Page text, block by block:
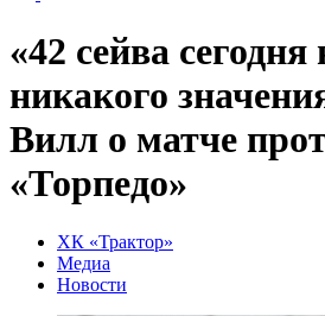
«42 сейва
никакого
Вилл о матче
«Торпедо»
ХК «Трактор»
Медиа
Новости